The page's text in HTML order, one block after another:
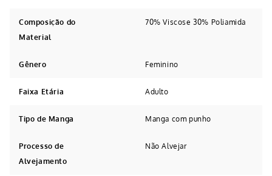
Composição do
Material
70% Viscose 30% Poliamida
Gênero Feminino
Faixa Etária Adulto
Tipo de Manga Manga com punho
Processo de
Alvejamento
Não Alvejar